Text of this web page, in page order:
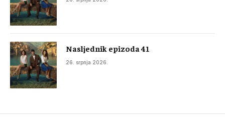
Nasljednik epizoda 41
26. srpnja 2026.